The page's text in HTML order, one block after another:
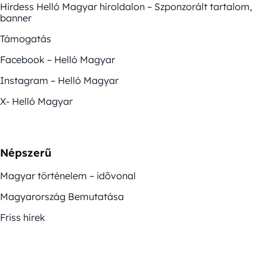
Hirdess Helló Magyar híroldalon – Szponzorált tartalom,
banner
Támogatás
Facebook – Helló Magyar
Instagram – Helló Magyar
X- Helló Magyar
Népszerű
Magyar történelem – idővonal
Magyarország Bemutatása
Friss hírek